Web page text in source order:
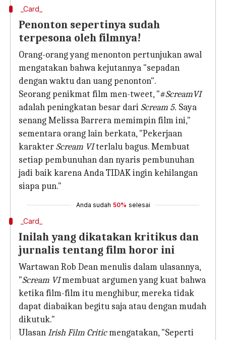
_Card_
Penonton sepertinya sudah
terpesona oleh filmnya!
Orang-orang yang menonton pertunjukan awal
mengatakan bahwa kejutannya "sepadan
dengan waktu dan uang penonton".
Seorang penikmat film men-tweet, "#ScreamVI
adalah peningkatan besar dariScream 5. Saya
senang Melissa Barrera memimpin film ini,"
sementara orang lain berkata, "Pekerjaan
karakterScream VIterlalu bagus. Membuat
setiap pembunuhan dan nyaris pembunuhan
jadi baik karena Anda TIDAK ingin kehilangan
siapa pun."
Anda sudah 50% selesai
_Card_
Inilah yang dikatakan kritikus dan
jurnalis tentang film horor ini
Wartawan Rob Dean menulis dalam ulasannya,
"Scream VImembuat argumen yang kuat bahwa
ketika film-film itu menghibur, mereka tidak
dapat diabaikan begitu saja atau dengan mudah
dikutuk."
UlasanIrish Film Criticmengatakan, "Seperti